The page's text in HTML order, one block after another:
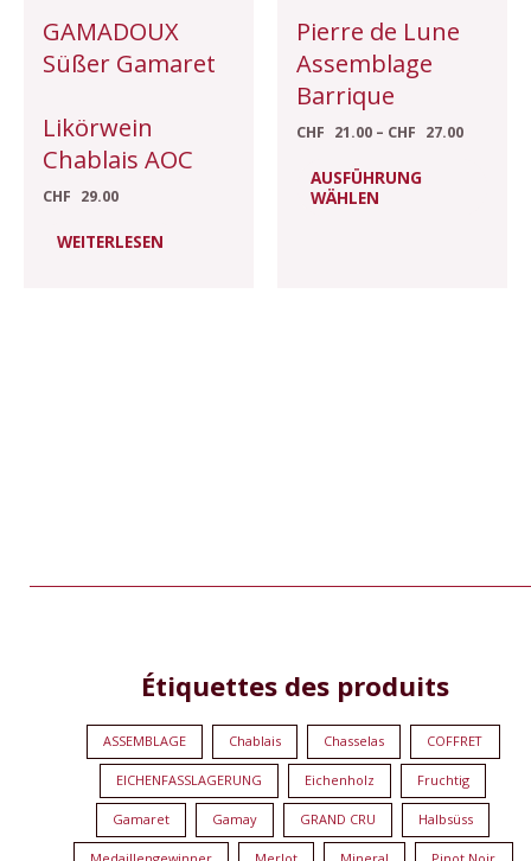
GAMADOUX
Süßer Gamaret
Likörwein
Chablais AOC
CHF 29.00
WEITERLESEN
Pierre de Lune
Assemblage
Barrique
CHF 21.00 – CHF 27.00
AUSFÜHRUNG
WÄHLEN
Étiquettes des produits
ASSEMBLAGE Chablais Chasselas COFFRET
EICHENFASSLAGERUNG Eichenholz Fruchtig
Gamaret Gamay GRAND CRU Halbsüss
Produkte
Produkte
Produkt
Produkt